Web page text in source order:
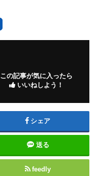
この記事が気に入ったら
いいねしよう！
シェア
送る
feedly